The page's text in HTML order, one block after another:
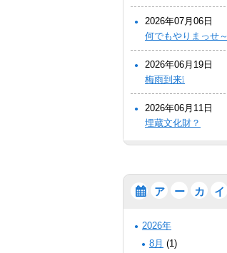
2026年07月06日
何でもやりまっせ～
2026年06月19日
梅雨到来❕
2026年06月11日
埋蔵文化財？
ア ー カ イ
2026年
8月 (1)